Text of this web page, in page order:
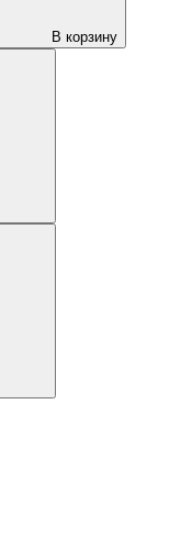
В корзину